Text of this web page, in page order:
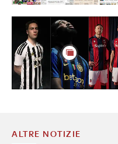
ALTRE NOTIZIE